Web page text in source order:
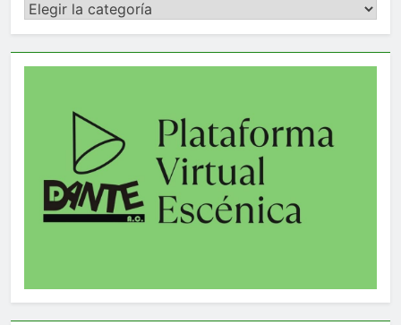
Categorías